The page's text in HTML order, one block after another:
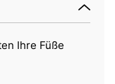
Ihre Füße